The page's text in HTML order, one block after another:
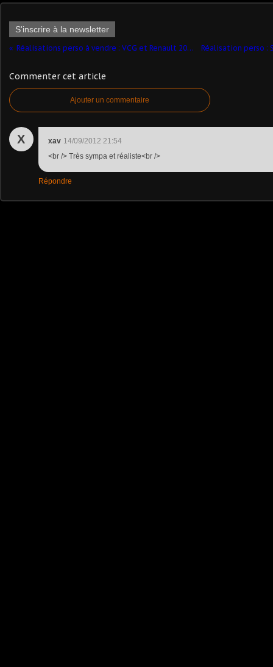
S'inscrire à la newsletter
Réalisations perso à vendre : VCG et Renault 2087 citerne (par Kakikar)
Commenter cet article
Ajouter un commentaire
X xav 14/09/2012 21:54
<br /> Très sympa et réaliste<br />
Répondre